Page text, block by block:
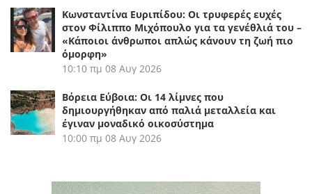
Κωνσταντίνα Ευριπίδου: Οι τρυφερές ευχές
στον Φίλιππο Μιχόπουλο για τα γενέθλιά του –
«Κάποιοι άνθρωποι απλώς κάνουν τη ζωή πιο
όμορφη»
10:10 πμ 08 Αυγ 2026
Βόρεια Εύβοια: Οι 14 λίμνες που
δημιουργήθηκαν από παλιά μεταλλεία και
έγιναν μοναδικό οικοσύστημα
10:00 πμ 08 Αυγ 2026